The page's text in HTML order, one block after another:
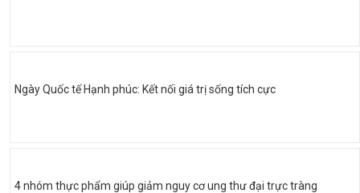
Ngày Quốc tế Hạnh phúc: Kết nối giá trị sống tích cực
4 nhóm thực phẩm giúp giảm nguy cơ ung thư đại trực tràng